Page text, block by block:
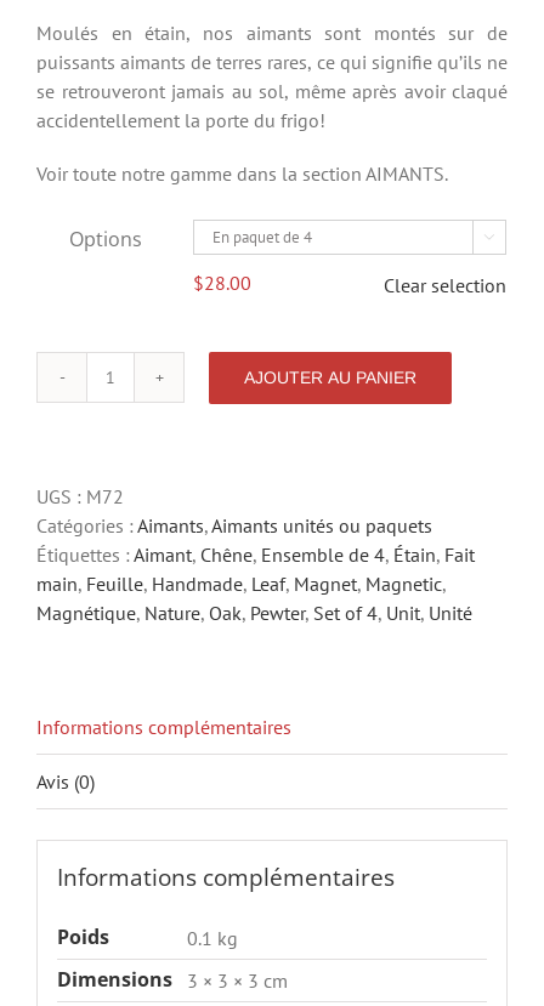
Moulés en étain, nos aimants sont montés sur de
puissants aimants de terres rares, ce qui signifie qu’ils ne
se retrouveront jamais au sol, même après avoir claqué
accidentellement la porte du frigo!
Voir toute notre gamme dans la section AIMANTS.
Options 
$28.00 Clear selection
quantité
CHENE
AJOUTER AU PANIER
UGS : M72
Catégories : Aimants,Aimants unités ou paquets
Étiquettes : Aimant, Chêne, Ensemble de 4, Étain, Fait
main, Feuille, Handmade, Leaf, Magnet, Magnetic,
Magnétique, Nature, Oak, Pewter, Set of 4, Unit, Unité
Informations complémentaires
Avis (0)
Informations complémentaires
Poids 0.1 kg
Dimensions 3 × 3 × 3 cm